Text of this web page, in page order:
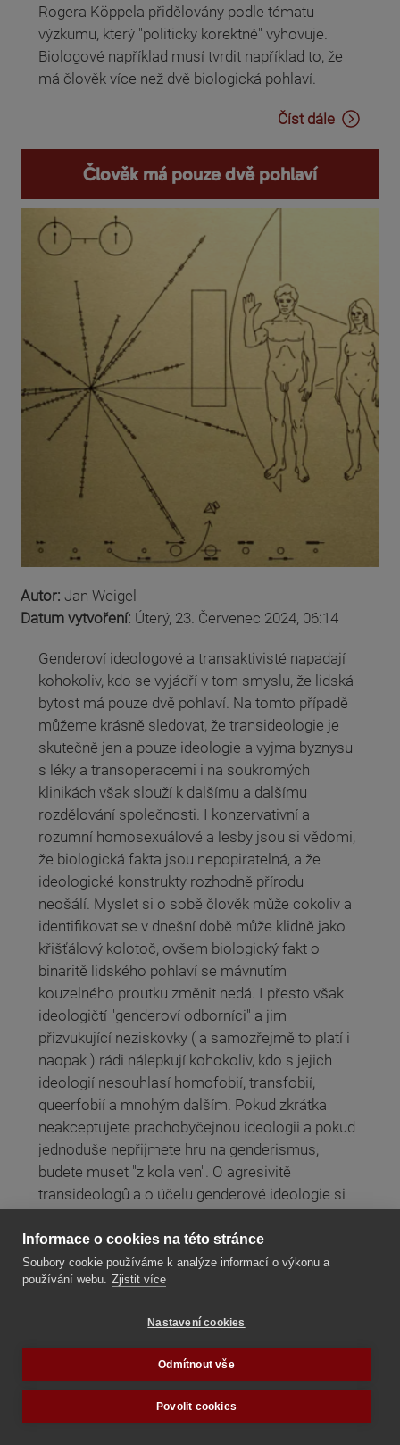
Rogera Köppela přidělovány podle tématu
výzkumu, který "politicky korektně" vyhovuje.
Biologové například musí tvrdit například to, že
má člověk více než dvě biologická pohlaví.
Číst dále
Člověk má pouze dvě pohlaví
Autor: Jan Weigel
Datum vytvoření: Úterý, 23. Červenec 2024, 06:14
Genderoví ideologové a transaktivisté napadají
kohokoliv, kdo se vyjádří v tom smyslu, že lidská
bytost má pouze dvě pohlaví. Na tomto případě
můžeme krásně sledovat, že transideologie je
skutečně jen a pouze ideologie a vyjma byznysu
s léky a transoperacemi i na soukromých
klinikách však slouží k dalšímu a dalšímu
rozdělování společnosti. I konzervativní a
rozumní homosexuálové a lesby jsou si vědomi,
že biologická fakta jsou nepopiratelná, a že
ideologické konstrukty rozhodně přírodu
neošálí. Myslet si o sobě člověk může cokoliv a
identifikovat se v dnešní době může klidně jako
křišťálový kolotoč, ovšem biologický fakt o
binaritě lidského pohlaví se mávnutím
kouzelného proutku změnit nedá. I přesto však
ideologičtí "genderoví odborníci" a jim
přizvukující neziskovky ( a samozřejmě to platí i
naopak ) rádi nálepkují kohokoliv, kdo s jejich
ideologií nesouhlasí homofobií, transfobií,
queerfobií a mnohým dalším. Pokud zkrátka
neakceptujete prachobyčejnou ideologii a pokud
jednoduše nepřijmete hru na genderismus,
budete muset "z kola ven". O agresivitě
transideologů a o účelu genderové ideologie si
Číst dále
Intersexuální kolbiště chromozomů
Informace o cookies na této stránce
Soubory cookie používáme k analýze informací o výkonu a
používání webu. Zjistit více
Nastavení cookies
Odmítnout vše
Povolit cookies